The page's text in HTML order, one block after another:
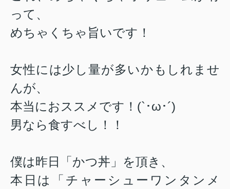
って、
めちゃくちゃ旨いです！
女性には少し量が多いかもしれませ
んが、
本当におススメです！(`･ω･´)
男なら食すべし！！
僕は昨日「かつ丼」を頂き、
本日は「チャーシューワンタンメ